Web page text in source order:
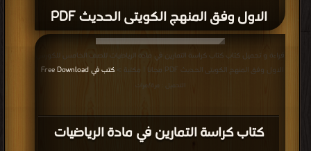
الاول وفق المنهج الكويتى الحديث PDF
كتاب كراسة التمارين في مادة الرياضيات
قراءة و تحميل كتاب كتاب كراسة التمارين في مادة الرياضيات للصف الخامس للكورس
الاول وفق المنهج الكويتى الحديث PDF مجانا | مكتبة >
كتب في Free Download
التحميل : مرة/مرات